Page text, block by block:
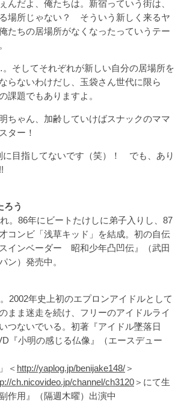
んだよ、俺たちは。新宿っていう街は、
場所じゃない？ そういう新しく来るヤ
たちの居場所がなくなったっていうテー
そしてそれぞれが新しい自分の居場所を
らないわけだし、玉袋さん世代に限ら
課題でもありますよ。
ちゃん、加齢していけばスナックのママ
ター！
目指してないです（笑）！ でも、あり
ろう
。86年にビートたけしに弟子入りし、87
コンビ「浅草キッド」を結成。初の自伝
インベーダー 昭和少年凸凹伝』（武田
ン）発売中。
2002年史上初のエプロンアイドルとして
まま迷走を続け、フリーのアイドルライ
つないでいる。初著『アイドル墜落日
『小明の感じる仏像』（エースデュー
＜ http://yaplog.jp/benijake148/＞
ch.nicovideo.jp/channel/ch3120＞にて生
作用』（隔週木曜）出演中